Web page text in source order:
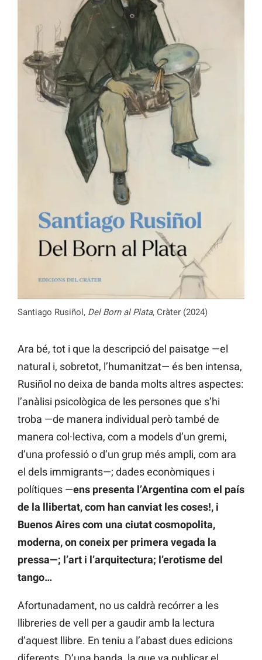
Santiago Rusiñol, Del Born al Plata, Cràter (2024)
Ara bé, tot i que la descripció del paisatge —el
natural i, sobretot, l’humanitzat— és ben intensa,
Rusiñol no deixa de banda molts altres aspectes:
l’anàlisi psicològica de les persones que s’hi
troba —de manera individual però també de
manera col·lectiva, com a models d’un gremi,
d’una professió o d’un grup més ampli, com ara
el dels immigrants—; dades econòmiques i
polítiques —ens presenta l’Argentina com el país
de la llibertat, com han canviat les coses!, i
Buenos Aires com una ciutat cosmopolita,
moderna, on coneix per primera vegada la
pressa—; l’art i l’arquitectura; l’erotisme del
tango…
Afortunadament, no us caldrà recórrer a les
llibreries de vell per a gaudir amb la lectura
d’aquest llibre. En teniu a l’abast dues edicions